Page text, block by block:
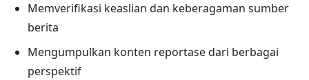
Memverifikasi keaslian dan keberagaman sumber
berita
Mengumpulkan konten reportase dari berbagai
perspektif